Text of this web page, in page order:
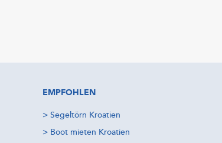
EMPFOHLEN
> Segeltörn Kroatien
> Boot mieten Kroatien